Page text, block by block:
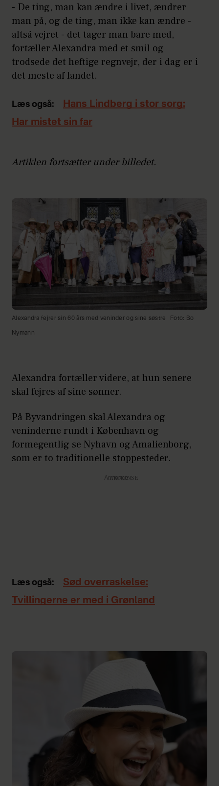
- De ting, man kan ændre i livet, ændrer
man på, og de ting, man ikke kan ændre -
altså vejret - det tager man bare med,
fortæller Alexandra med et smil og
trodsede det heftige regnvejr, der i dag er i
det meste af landet.
Læs også:
Hans Lindberg i stor sorg:
Har mistet sin far
Artiklen fortsætter under billedet.
Alexandra fejrer sin 60 års med veninder og sine søstre Foto: Bo
Nymann
Alexandra fortæller videre, at hun senere
skal fejres af sine sønner.
På Byvandringen skal Alexandra og
veninderne rundt i København og
formegentlig se Nyhavn og Amalienborg,
som er to traditionelle stoppesteder.
Annonce
Læs også:
Sød overraskelse:
Tvillingerne er med i Grønland